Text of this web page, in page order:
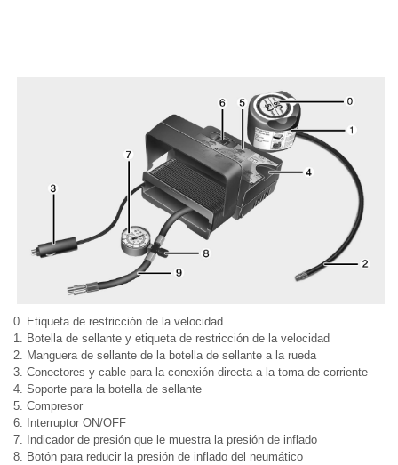
0. Etiqueta de restricción de la velocidad
1. Botella de sellante y etiqueta de restricción de la velocidad
2. Manguera de sellante de la botella de sellante a la rueda
3. Conectores y cable para la conexión directa a la toma de corriente
4. Soporte para la botella de sellante
5. Compresor
6. Interruptor ON/OFF
7. Indicador de presión que le muestra la presión de inflado
8. Botón para reducir la presión de inflado del neumático